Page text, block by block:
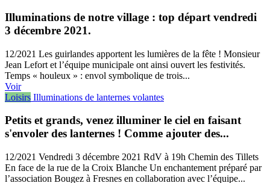
Illuminations de notre village : top départ vendredi
3 décembre 2021.
12/2021 Les guirlandes apportent les lumières de la fête ! Monsieur
Jean Lefort et l’équipe municipale ont ainsi ouvert les festivités.
Temps « houleux » : envol symbolique de trois...
Voir
Loisirs Illuminations de lanternes volantes
Petits et grands, venez illuminer le ciel en faisant
s'envoler des lanternes ! Comme ajouter des...
12/2021 Vendredi 3 décembre 2021 RdV à 19h Chemin des Tillets
En face de la rue de la Croix Blanche Un enchantement préparé par
l’association Bougez à Fresnes en collaboration avec l’équipe...